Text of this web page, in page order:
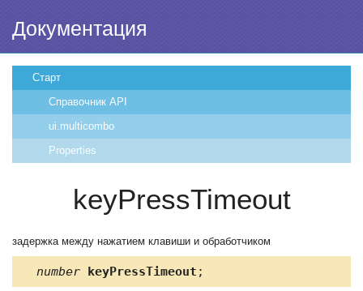
Документация
Старт
Справочник API
ui.multicombo
Properties
keyPressTimeout
задержка между нажатием клавиши и обработчиком
number keyPressTimeout ;